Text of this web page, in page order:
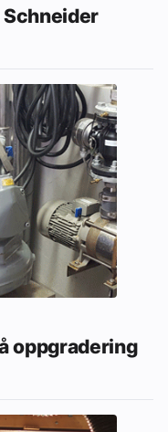
oppgradering